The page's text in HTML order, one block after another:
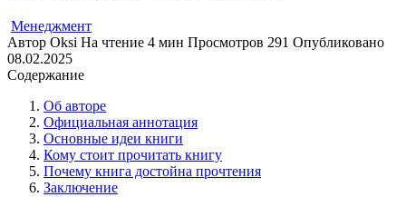
Менеджмент
Автор Oksi На чтение 4 мин Просмотров 291 Опубликовано
08.02.2025
Содержание
Об авторе
Официальная аннотация
Основные идеи книги
Кому стоит прочитать книгу
Почему книга достойна прочтения
Заключение